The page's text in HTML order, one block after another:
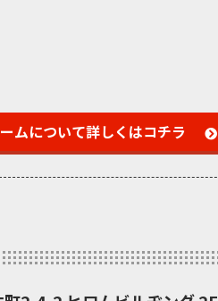
ムについて詳しくはコチラ